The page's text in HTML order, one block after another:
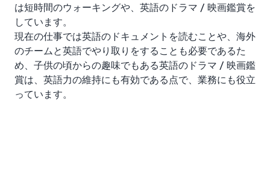
は短時間のウォーキングや、英語のドラマ / 映画鑑賞を
しています。
現在の仕事では英語のドキュメントを読むことや、海外
のチームと英語でやり取りをすることも必要であるた
め、子供の頃からの趣味でもある英語のドラマ / 映画鑑
賞は、英語力の維持にも有効である点で、業務にも役立
っています。